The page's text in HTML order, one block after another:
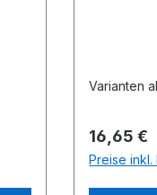
Varianten
16,65 €
Preise inkl.